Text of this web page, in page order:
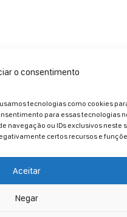
o consentimento
tecnologias como cookies
para essas tecnologias
navegação ou IDs exclusivos neste
certos recursos e
Aceitar
Negar